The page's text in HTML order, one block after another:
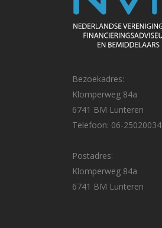
Bezoekadres:
Klomperweg 84a
6741 BM Lunteren
Telefoon: 06-25020034
Postadres:
Klomperweg 84a
6741 BM Lunteren